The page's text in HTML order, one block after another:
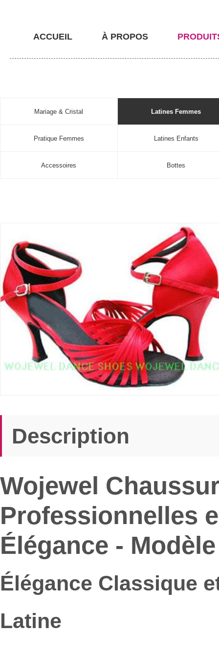
ACCUEIL À PROPOS
Mariage & Cristal Latines Femmes
Pratique Femmes Latines Enfants
Accessoires Bottes
Description
Wojewel
Professionnelles
Élégance -
Élégance Classique
Latine